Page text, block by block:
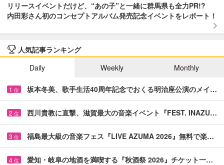
リリースイベントだけど、“あの子”と一緒に群馬県も全力PR!?
内田彩さん初のコンセプトアルバム発売記念イベントをレポート！
人気記事ランキング
Daily
Weekly Monthly
1 位 坂本冬美、歌手生活40周年記念でおくる明治座公演のメイ…
2 位 西川貴教に直撃、滋賀最大の音楽イベント『FEST. INAZU…
3 位 福島最大級の音楽フェス『LIVE AZUMA 2026』無料で楽…
4 位 愛知・岐阜の地酒を満喫する『秋酒祭 2026』チケット一…